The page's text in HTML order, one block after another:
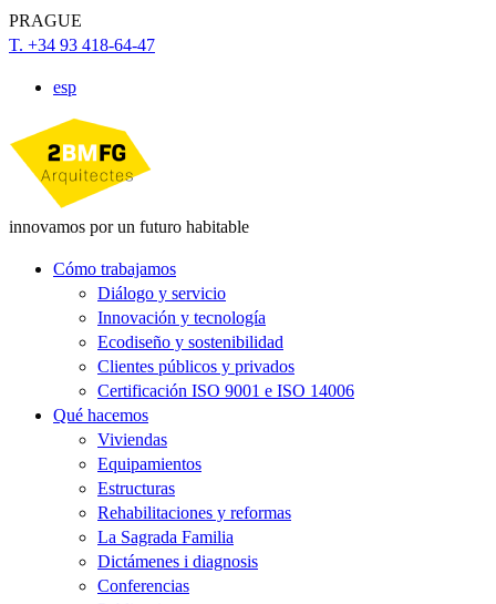
PRAGUE
T. +34 93 418-64-47
esp
innovamos por un futuro habitable
Cómo trabajamos
Diálogo y servicio
Innovación y tecnología
Ecodiseño y sostenibilidad
Clientes públicos y privados
Certificación ISO 9001 e ISO 14006
Qué hacemos
Viviendas
Equipamientos
Estructuras
Rehabilitaciones y reformas
La Sagrada Familia
Dictámenes i diagnosis
Conferencias